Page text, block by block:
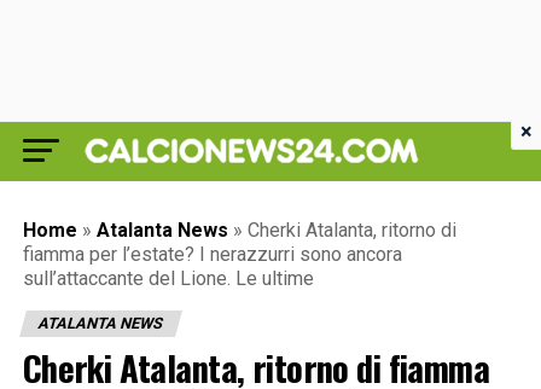
Home » Atalanta News » Cherki Atalanta, ritorno di
fiamma per l’estate? I nerazzurri sono ancora
sull’attaccante del Lione. Le ultime
ATALANTA NEWS
Cherki Atalanta, ritorno di fiamma
×